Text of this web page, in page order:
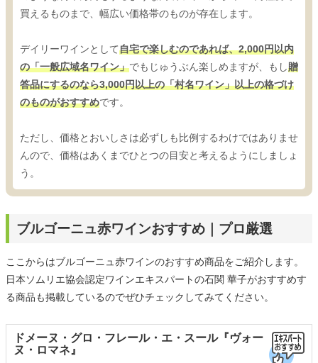
買えるものまで、幅広い価格帯のものが存在します。
デイリーワインとして自宅で楽しむのであれば、2,000円以内
の「一般広域名ワイン」でもじゅうぶん楽しめますが、もし贈
答品にするのなら3,000円以上の「村名ワイン」以上の格づけ
のものがおすすめです。
ただし、価格とおいしさは必ずしも比例するわけではありませ
んので、価格はあくまでひとつの目安と考えるようにしましょ
う。
ブルゴーニュ赤ワインおすすめ｜プロ厳選
ここからはブルゴーニュ赤ワインのおすすめ商品をご紹介します。
日本ソムリエ協会認定ワインエキスパートの石関 華子がおすすめす
る商品も掲載しているのでぜひチェックしてみてください。
ドメーヌ・グロ・フレール・エ・スール『ヴォー
ヌ・ロマネ』